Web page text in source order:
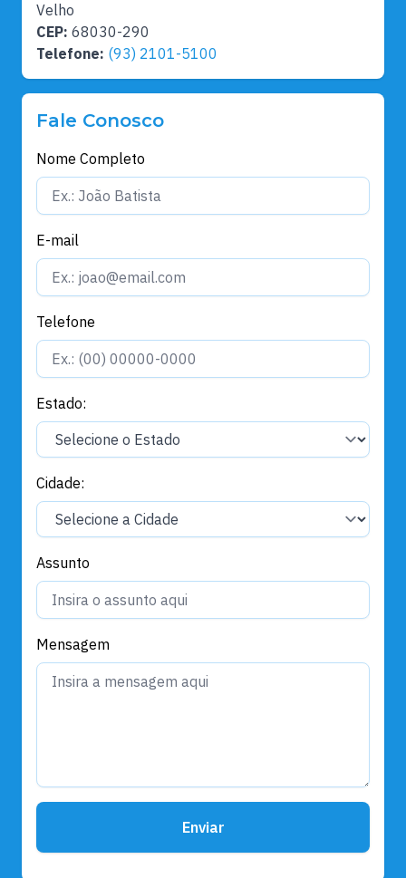
Velho
CEP: 68030-290
Telefone: (93) 2101-5100
Fale Conosco
Nome Completo
E-mail
Telefone
Estado:
Cidade:
Assunto
Mensagem
Enviar